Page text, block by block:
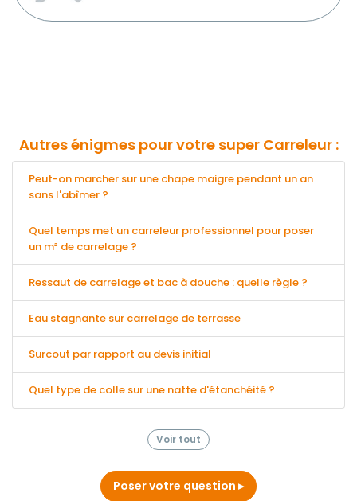
Autres énigmes pour votre super Carreleur :
Peut-on marcher sur une chape maigre pendant un an
sans l'abîmer ?
Quel temps met un carreleur professionnel pour poser
un m² de carrelage ?
Ressaut de carrelage et bac à douche : quelle règle ?
Eau stagnante sur carrelage de terrasse
Surcout par rapport au devis initial
Quel type de colle sur une natte d'étanchéité ?
Voir tout
Poser votre question